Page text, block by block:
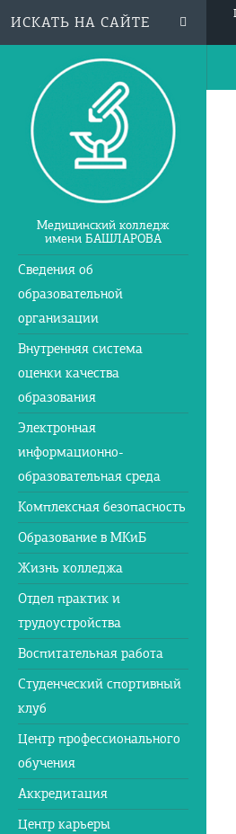
Медицинский колледж
имени БАШЛАРОВА
Сведения об
образовательной
организации
Внутренняя система
оценки качества
образования
Электронная
информационно-
образовательная среда
Комплексная безопасность
Образование в МКиБ
Жизнь колледжа
Отдел практик и
трудоустройства
Воспитательная работа
Студенческий спортивный
клуб
Центр профессионального
обучения
Аккредитация
Центр карьеры